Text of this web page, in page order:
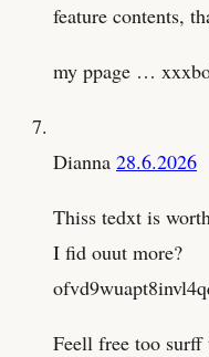
feature contents,
my ppage …
Dianna 28.6.2026
Thiss tedxt is
I fid ouut more?
Feell free too surff